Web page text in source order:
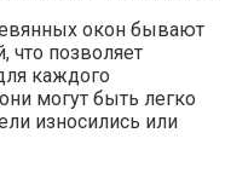
окон бывают
что позволяет
каждого
могут быть легко
износились или